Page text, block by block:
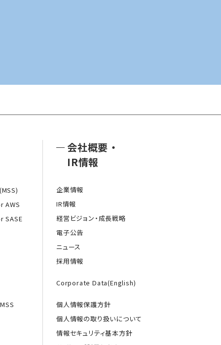
AWS
SASE
会社概要 ・
IR情報
企業情報
IR情報
経営ビジョン・成長戦略
電子公告
ニュース
採用情報
Corporate Data(English)
個人情報保護方針
個人情報の取り扱いについて
情報セキュリティ基本方針